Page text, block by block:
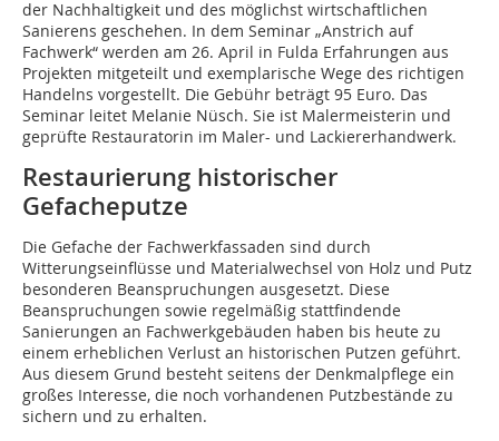
der Nachhaltigkeit und des möglichst wirtschaftlichen
Sanierens geschehen. In dem Seminar „Anstrich auf
Fachwerk“ werden am 26. April in Fulda Erfahrungen aus
Projekten mitgeteilt und exemplarische Wege des richtigen
Handelns vorgestellt. Die Gebühr beträgt 95 Euro. Das
Seminar leitet Melanie Nüsch. Sie ist Malermeisterin und
geprüfte Restauratorin im Maler- und Lackiererhandwerk.
Restaurierung historischer
Gefacheputze
Die Gefache der Fachwerkfassaden sind durch
Witterungseinflüsse und Materialwechsel von Holz und Putz
besonderen Beanspruch­ungen ausgesetzt. Diese
Beanspruchungen sowie ­regelmäßig stattfindende
Sanierungen an Fachwerkgebäuden haben bis heute zu
einem erheblichen Verlust an historischen Putzen geführt.
Aus diesem Grund besteht seitens der Denkmalpflege ein
großes Interesse, die noch vorhandenen Putzbestände zu
sichern und zu erhalten.